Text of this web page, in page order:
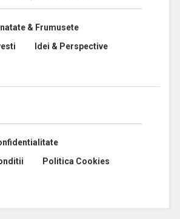
& Frumusete
Idei & Perspective
Politica Cookies